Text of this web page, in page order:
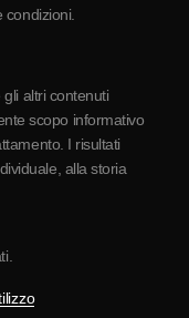
altri contenuti
scopo informativo
I risultati
alla storia